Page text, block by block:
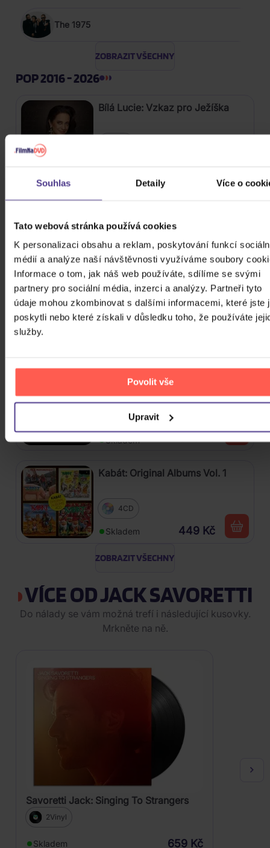
Souhlas Detaily Více o
Tato webová stránka používá cookies
K personalizaci obsahu a reklam, poskytování funkcí
médií a analýze naší návštěvnosti využíváme soubory
Informace o tom, jak náš web používáte, sdílíme se svými
partnery pro sociální média, inzerci a analýzy. Partneři tyto
údaje mohou zkombinovat s dalšími informacemi, které jste
poskytli nebo které získali v důsledku toho, že používáte
služby.
Povolit vše
Upravit
The 1975
ZOBRAZIT VŠECHNY
POP 2016 - 2026
Bílá Lucie: Vzkaz pro Ježíška
Gott Karel: Snění o Vánocích
3CD
Skladem 399 Kč
Katseye: Beautiful Chaos
CD
Stray Kids: SKZHOP HIPTAPE(合
Hop) (SKZHOP Version)
Skladem
Kabát: Original Albums Vol. 1
4CD
Skladem 449 Kč
ZOBRAZIT VŠECHNY
VÍCE OD JACK SAVORETTI
Do nálady se vám možná trefí i následující kusovky.
Mrkněte na ně.
Savoretti Jack: Singing To Strangers
2Vinyl
Skladem 659 Kč